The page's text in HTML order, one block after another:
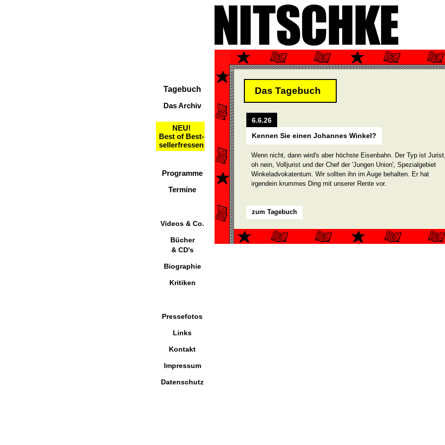
Tagebuch
Das Archiv
NEU!
Best of Best-
sellerfressen
Programme
Termine
Videos & Co.
Bücher
& CD's
Biographie
Kritiken
Pressefotos
Links
Kontakt
Impressum
Datenschutz
Das Tagebuch
6.6.26
Kennen Sie einen Johannes Winkel?
Wenn nicht, dann wird's aber höchste Eisenbahn. Der Typ ist
oh nein, Volljurist und der Chef der 'Jungen Union', Spezialgebiet
Winkeladvokatentum. Wir sollten ihn im Auge behalten. Er hat
irgendein krummes Ding mit unserer Rente vor.
zum Tagebuch